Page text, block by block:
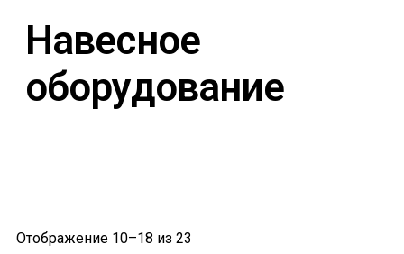
Навесное
оборудование
Отображение 10–18 из 23